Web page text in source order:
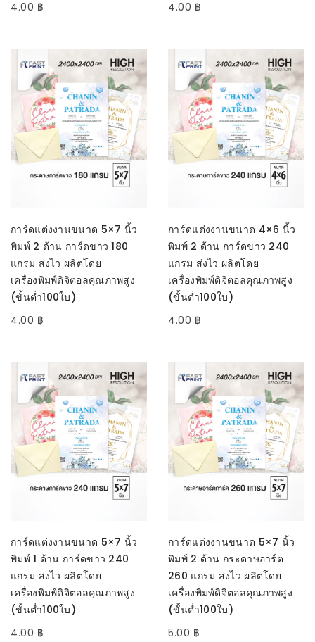
4.00 ฿ 4.00 ฿
SELECT OPTIONS
การ์ดแต่งงานขนาด 5×7 นิ้ว
พิมพ์ 2 ด้าน การ์ดขาว 180
แกรม ส่งไว ผลิตโดย
เครื่องพิมพ์ดิจิตอลคุณภาพสูง
(ขั้นต่ำ100ใบ)
4.00 ฿
SELECT OPTIONS
การ์ดแต่งงานขนาด 4×6 นิ้ว
พิมพ์ 2 ด้าน การ์ดขาว 240
แกรม ส่งไว ผลิตโดย
เครื่องพิมพ์ดิจิตอลคุณภาพสูง
(ขั้นต่ำ100ใบ)
4.00 ฿
SELECT OPTIONS
การ์ดแต่งงานขนาด 5×7 นิ้ว
พิมพ์ 1 ด้าน การ์ดขาว 240
แกรม ส่งไว ผลิตโดย
เครื่องพิมพ์ดิจิตอลคุณภาพสูง
(ขั้นต่ำ100ใบ)
4.00 ฿
SELECT OPTIONS
การ์ดแต่งงานขนาด 5×7 นิ้ว
พิมพ์ 2 ด้าน กระดาษอาร์ต
260 แกรม ส่งไว ผลิตโดย
เครื่องพิมพ์ดิจิตอลคุณภาพสูง
(ขั้นต่ำ100ใบ)
5.00 ฿